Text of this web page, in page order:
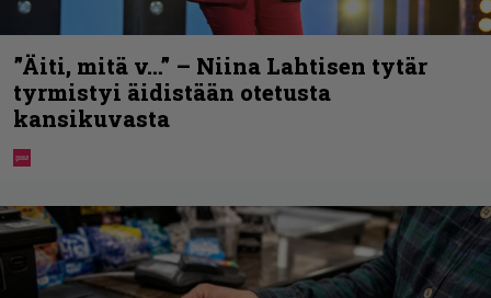
”Äiti, mitä v…” – Niina Lahtisen tytär
tyrmistyi äidistään otetusta
kansikuvasta